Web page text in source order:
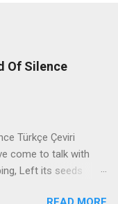
Of Silence
Türkçe Çeviri
come to talk with
Left its seeds